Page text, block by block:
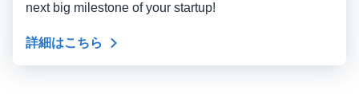
next big milestone of your startup!
詳細はこちら